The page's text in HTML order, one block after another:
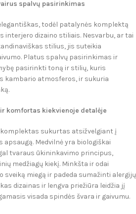
spalvų pasirinkimas
todėl patalynės komplektą
interjero dizaino stiliais. Nesvarbu, ar tai
stilius, jis suteikia
Platus spalvų pasirinkimas ir
pasirinkti toną ir stilių, kuris
kambario atmosferos, ir sukuria
komfortas kiekvienoje detalėje
komplektas sukurtas atsižvelgiant į
apsaugą. Medvilnė yra biologiškai
tvaraus ūkininkavimo principus,
medžiagų kiekį. Minkšta ir odai
sveiką miegą ir padeda sumažinti alergijų
dizainas ir lengva priežiūra leidžia jį
visada spindės švara ir gaivumu.